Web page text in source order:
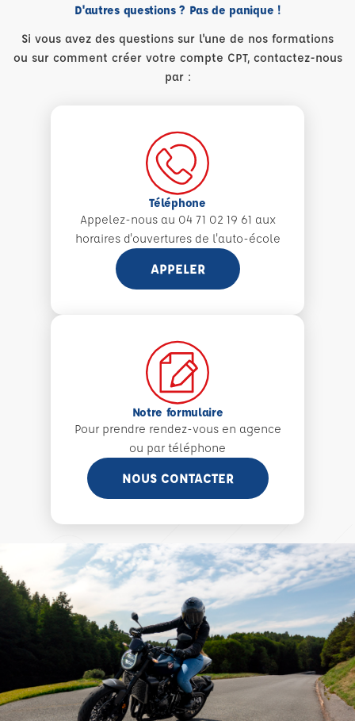
D'autres questions ? Pas de panique !
Si vous avez des questions sur l'une de nos formations
ou sur comment créer votre compte CPT, contactez-nous
par :
Téléphone
Appelez-nous au 04 71 02 19 61 aux
horaires d'ouvertures de l'auto-école
APPELER
Notre formulaire
Pour prendre rendez-vous en agence
ou par téléphone
NOUS CONTACTER